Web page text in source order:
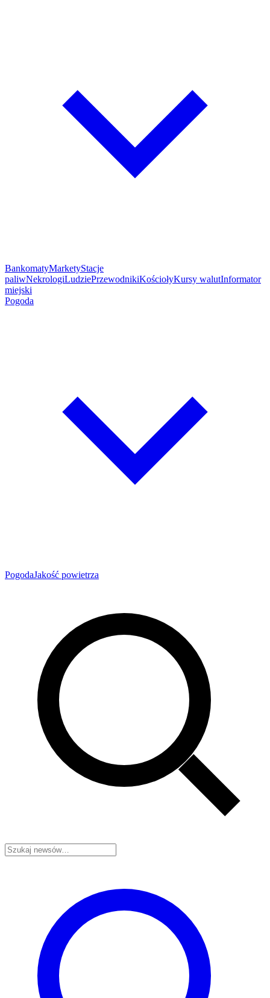
BankomatyMarketyStacje
paliwNekrologiLudziePrzewodnikiKościołyKursy walutInformator
miejski
Pogoda
PogodaJakość powietrza